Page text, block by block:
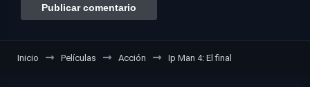
Inicio Películas Acción Ip Man 4: El final